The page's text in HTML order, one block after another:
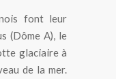
font leur
(Dôme A), le
glaciaire à
de la mer.